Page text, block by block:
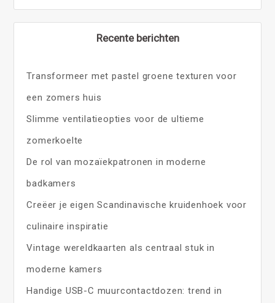
Recente berichten
Transformeer met pastel groene texturen voor
een zomers huis
Slimme ventilatieopties voor de ultieme
zomerkoelte
De rol van mozaïekpatronen in moderne
badkamers
Creëer je eigen Scandinavische kruidenhoek voor
culinaire inspiratie
Vintage wereldkaarten als centraal stuk in
moderne kamers
Handige USB-C muurcontactdozen: trend in